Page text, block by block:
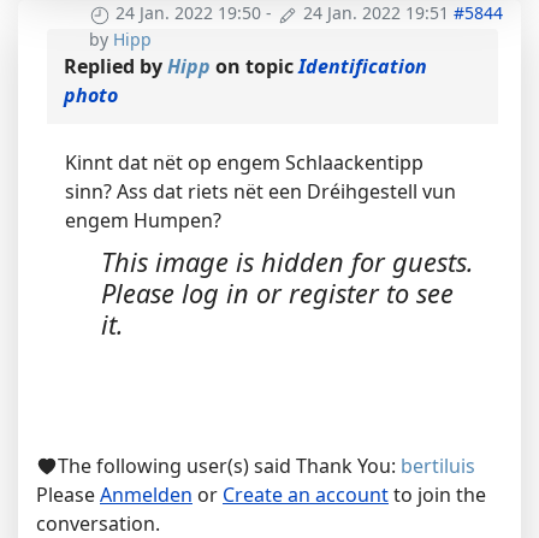
24 Jan. 2022 19:50 - 24 Jan. 2022 19:51 #5844
by Hipp
Replied byHipp on topicIdentification
photo
Kinnt dat nët op engem Schlaackentipp
sinn? Ass dat riets nët een Dréihgestell vun
engem Humpen?
This image is hidden for guests.
Please log in or register to see
it.
The following user(s) said Thank You: bertiluis
PleaseAnmelden or Create an accountto join the
conversation.